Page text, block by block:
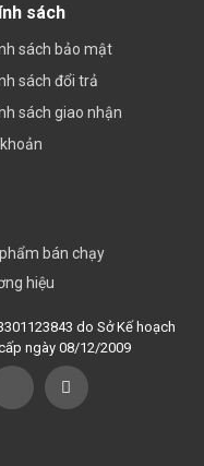
vertical FOV: 57°,
FOV: 46°,
FOV: 22°,
sát xa lên đến 30m.
120dB.
GSM.
báo giả mạo, mạng bị
Hik-Central.
sách
sách bảo mật
sách đổi trả
sách giao nhận
bán chạy
hiệu
do Sở Kế hoạch
ngày 08/12/2009